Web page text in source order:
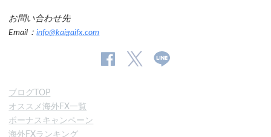
お問い合わせ先
Email：info@kaigaifx.com
ブログTOP
オススメ海外FX一覧
ボーナスキャンペーン
海外FXランキング